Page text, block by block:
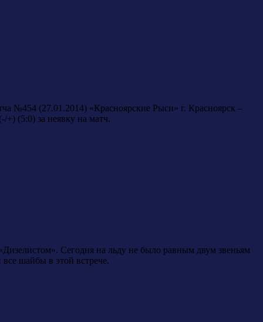
№454 (27.01.2014) «Красноярские Рыси» г. Красноярск –
(5:0) за неявку на матч.
Сегодня на льду не было равным двум звеньям
шайбы в этой встрече.